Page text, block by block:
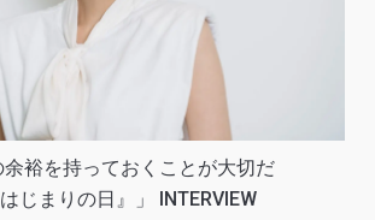
裕を持っておくことが大切だ
じまりの日』」 INTERVIEW